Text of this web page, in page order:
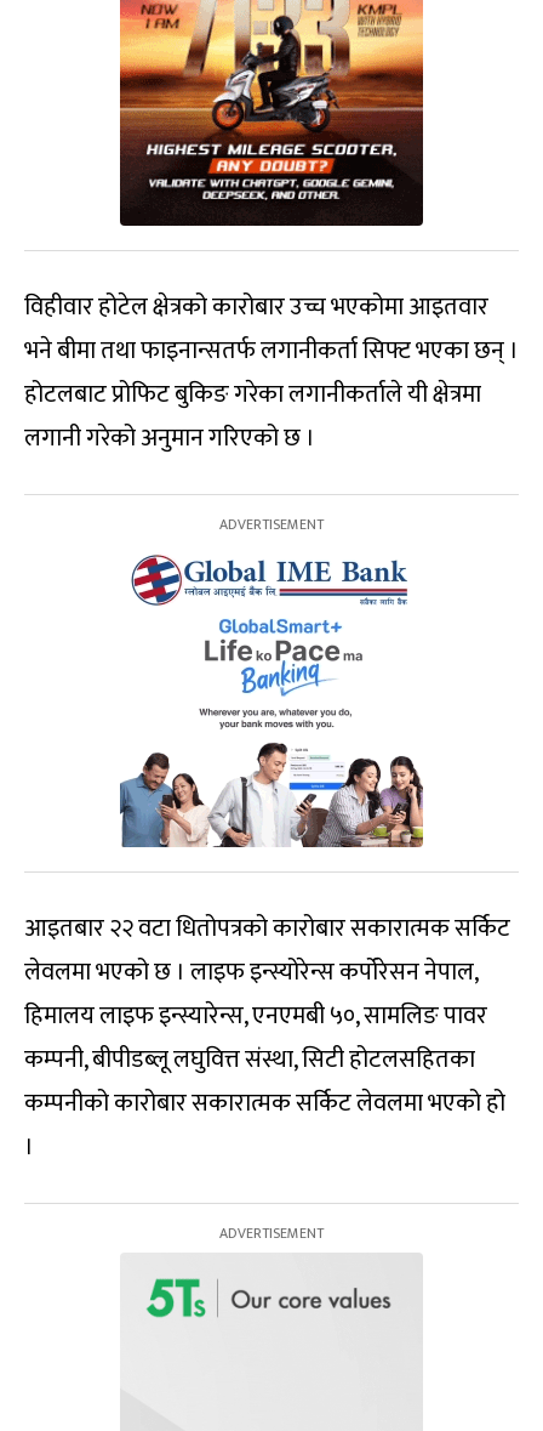
विहीवार होटेल क्षेत्रको कारोबार उच्च भएकोमा आइतवार
भने बीमा तथा फाइनान्सतर्फ लगानीकर्ता सिफ्ट भएका छन् ।
होटलबाट प्रोफिट बुकिङ गरेका लगानीकर्ताले यी क्षेत्रमा
लगानी गरेको अनुमान गरिएको छ ।
आइतबार २२ वटा धितोपत्रको कारोबार सकारात्मक सर्किट
लेवलमा भएको छ । लाइफ इन्स्योरेन्स कर्पोरेसन नेपाल,
हिमालय लाइफ इन्स्यारेन्स, एनएमबी ५०, सामलिङ पावर
कम्पनी, बीपीडब्लू लघुवित्त संस्था, सिटी होटलसहितका
कम्पनीको कारोबार सकारात्मक सर्किट लेवलमा भएको हो
।